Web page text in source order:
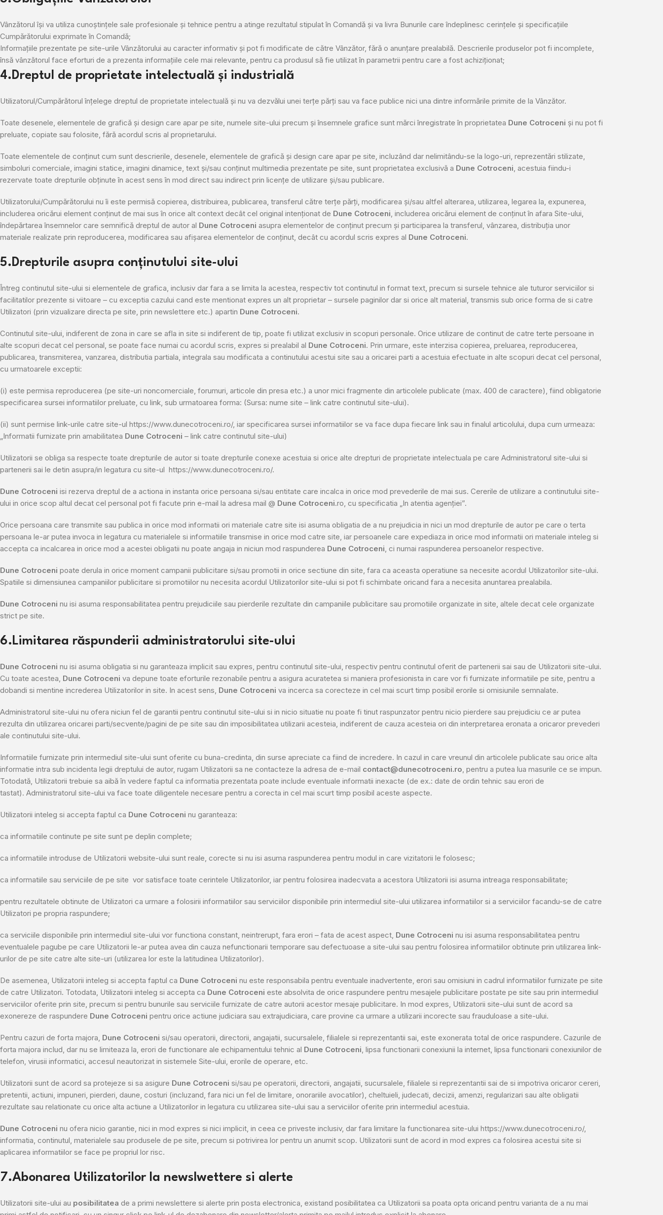
Vânzătorul își va utiliza cunoștințele sale profesionale și tehnice pentru a atinge rezultatul stipulat în Comandă și va livra Bunurile care îndeplinesc cerințele și specificațiile
Cumpărătorului exprimate în Comandă;
Informațiile prezentate pe site-urile Vânzătorului au caracter informativ și pot fi modificate de către Vânzător, fără o anunțare prealabilă. Descrierile produselor pot fi incomplete,
însă vânzătorul face eforturi de a prezenta informațiile cele mai relevante, pentru ca produsul să fie utilizat în parametrii pentru care a fost achiziționat;
4.Dreptul de proprietate intelectuală și industrială
Utilizatorul/Cumpărătorul înțelege dreptul de proprietate intelectuală și nu va dezvălui unei terțe părți sau va face publice nici una dintre informările primite de la Vânzător.
Toate desenele, elementele de grafică și design care apar pe site, numele site-ului precum și însemnele grafice sunt mărci înregistrate în proprietatea Dune Cotroceni și nu pot fi
preluate, copiate sau folosite, fără acordul scris al proprietarului.
Toate elementele de conținut cum sunt descrierile, desenele, elementele de grafică și design care apar pe site, incluzând dar nelimitându-se la logo-uri, reprezentări stilizate,
simboluri comerciale, imagini statice, imagini dinamice, text și/sau conținut multimedia prezentate pe site, sunt proprietatea exclusivă a Dune Cotroceni, acestuia fiindu-i
rezervate toate drepturile obținute în acest sens în mod direct sau indirect prin licențe de utilizare și/sau publicare.
Utilizatorului/Cumpărătorului nu îi este permisă copierea, distribuirea, publicarea, transferul către terțe părți, modificarea și/sau altfel alterarea, utilizarea, legarea la, expunerea,
includerea oricărui element conținut de mai sus în orice alt context decât cel original intenționat de Dune Cotroceni, includerea oricărui element de conținut în afara Site-ului,
îndepărtarea însemnelor care semnifică dreptul de autor al Dune Cotroceni asupra elementelor de conținut precum și participarea la transferul, vânzarea, distribuția unor
materiale realizate prin reproducerea, modificarea sau afișarea elementelor de conținut, decât cu acordul scris expres al Dune Cotroceni.
5.Drepturile asupra conținutului site-ului
Întreg continutul site-ului si elementele de grafica, inclusiv dar fara a se limita la acestea, respectiv tot continutul in format text, precum si sursele tehnice ale tuturor serviciilor si
facilitatilor prezente si viitoare – cu exceptia cazului cand este mentionat expres un alt proprietar – sursele paginilor dar si orice alt material, transmis sub orice forma de si catre
Utilizatori (prin vizualizare directa pe site, prin newslettere etc.) apartin Dune Cotroceni.
Continutul site-ului, indiferent de zona in care se afla in site si indiferent de tip, poate fi utilizat exclusiv in scopuri personale. Orice utilizare de continut de catre terte persoane in
alte scopuri decat cel personal, se poate face numai cu acordul scris, expres si prealabil al Dune Cotroceni. Prin urmare, este interzisa copierea, preluarea, reproducerea,
publicarea, transmiterea, vanzarea, distributia partiala, integrala sau modificata a continutului acestui site sau a oricarei parti a acestuia efectuate in alte scopuri decat cel personal,
cu urmatoarele exceptii:
(i) este permisa reproducerea (pe site-uri noncomerciale, forumuri, articole din presa etc.) a unor mici fragmente din articolele publicate (max. 400 de caractere), fiind obligatorie
specificarea sursei informatiilor preluate, cu link, sub urmatoarea forma: (Sursa: nume site – link catre continutul site-ului).
(ii) sunt permise link-urile catre site-ul https://www.dunecotroceni.ro/, iar specificarea sursei informatiilor se va face dupa fiecare link sau in finalul articolului, dupa cum urmeaza:
„Informatii furnizate prin amabilitatea Dune Cotroceni – link catre continutul site-ului)
Utilizatorii se obliga sa respecte toate drepturile de autor si toate drepturile conexe acestuia si orice alte drepturi de proprietate intelectuala pe care Administratorul site-ului si
partenerii sai le detin asupra/in legatura cu site-ul https://www.dunecotroceni.ro/.
Dune Cotroceni isi rezerva dreptul de a actiona in instanta orice persoana si/sau entitate care incalca in orice mod prevederile de mai sus. Cererile de utilizare a continutului site-
ului in orice scop altul decat cel personal pot fi facute prin e-mail la adresa mail @ Dune Cotroceni.ro, cu specificatia „In atentia agenției”.
Orice persoana care transmite sau publica in orice mod informatii ori materiale catre site isi asuma obligatia de a nu prejudicia in nici un mod drepturile de autor pe care o terta
persoana le-ar putea invoca in legatura cu materialele si informatiile transmise in orice mod catre site, iar persoanele care expediaza in orice mod informatii ori materiale inteleg si
accepta ca incalcarea in orice mod a acestei obligatii nu poate angaja in niciun mod raspunderea Dune Cotroceni, ci numai raspunderea persoanelor respective.
Dune Cotroceni poate derula in orice moment campanii publicitare si/sau promotii in orice sectiune din site, fara ca aceasta operatiune sa necesite acordul Utilizatorilor site-ului.
Spatiile si dimensiunea campaniilor publicitare si promotiilor nu necesita acordul Utilizatorilor site-ului si pot fi schimbate oricand fara a necesita anuntarea prealabila.
Dune Cotroceni nu isi asuma responsabilitatea pentru prejudiciile sau pierderile rezultate din campaniile publicitare sau promotiile organizate in site, altele decat cele organizate
strict pe site.
6.Limitarea răspunderii administratorului site-ului
Dune Cotroceni nu isi asuma obligatia si nu garanteaza implicit sau expres, pentru continutul site-ului, respectiv pentru continutul oferit de partenerii sai sau de Utilizatorii site-ului.
Cu toate acestea, Dune Cotroceni va depune toate eforturile rezonabile pentru a asigura acuratetea si maniera profesionista in care vor fi furnizate informatiile pe site, pentru a
dobandi si mentine increderea Utilizatorilor in site. In acest sens, Dune Cotroceni va incerca sa corecteze in cel mai scurt timp posibil erorile si omisiunile semnalate.
Administratorul site-ului nu ofera niciun fel de garantii pentru continutul site-ului si in nicio situatie nu poate fi tinut raspunzator pentru nicio pierdere sau prejudiciu ce ar putea
rezulta din utilizarea oricarei parti/secvente/pagini de pe site sau din imposibilitatea utilizarii acesteia, indiferent de cauza acesteia ori din interpretarea eronata a oricaror prevederi
ale continutului site-ului.
Informatiile furnizate prin intermediul site-ului sunt oferite cu buna-credinta, din surse apreciate ca fiind de incredere. In cazul in care vreunul din articolele publicate sau orice alta
informatie intra sub incidenta legii dreptului de autor, rugam Utilizatorii sa ne contacteze la adresa de e-mail contact@dunecotroceni.ro, pentru a putea lua masurile ce se impun.
Totodată, Utilizatorii trebuie sa aibă în vedere faptul ca informatia prezentata poate include eventuale informatii inexacte (de ex.: date de ordin tehnic sau erori de
tastat). Administratorul site-ului va face toate diligentele necesare pentru a corecta in cel mai scurt timp posibil aceste aspecte.
Utilizatorii inteleg si accepta faptul ca Dune Cotroceni nu garanteaza:
ca informatiile continute pe site sunt pe deplin complete;
ca informatiile introduse de Utilizatorii website-ului sunt reale, corecte si nu isi asuma raspunderea pentru modul in care vizitatorii le folosesc;
ca informatiile sau serviciile de pe site vor satisface toate cerintele Utilizatorilor, iar pentru folosirea inadecvata a acestora Utilizatorii isi asuma intreaga responsabilitate;
pentru rezultatele obtinute de Utilizatori ca urmare a folosirii informatiilor sau serviciilor disponibile prin intermediul site-ului utilizarea informatiilor si a serviciilor facandu-se de catre
Utilizatori pe propria raspundere;
ca serviciile disponibile prin intermediul site-ului vor functiona constant, neintrerupt, fara erori – fata de acest aspect, Dune Cotroceni nu isi asuma responsabilitatea pentru
eventualele pagube pe care Utilizatorii le-ar putea avea din cauza nefunctionarii temporare sau defectuoase a site-ului sau pentru folosirea informatiilor obtinute prin utilizarea link-
urilor de pe site catre alte site-uri (utilizarea lor este la latitudinea Utilizatorilor).
De asemenea, Utilizatorii inteleg si accepta faptul ca Dune Cotroceni nu este responsabila pentru eventuale inadvertente, erori sau omisiuni in cadrul informatiilor furnizate pe site
de catre Utilizatori. Totodata, Utilizatorii inteleg si accepta ca Dune Cotroceni este absolvita de orice raspundere pentru mesajele publicitare postate pe site sau prin intermediul
serviciilor oferite prin site, precum si pentru bunurile sau serviciile furnizate de catre autorii acestor mesaje publicitare. In mod expres, Utilizatorii site-ului sunt de acord sa
exonereze de raspundere Dune Cotroceni pentru orice actiune judiciara sau extrajudiciara, care provine ca urmare a utilizarii incorecte sau frauduloase a site-ului.
Pentru cazuri de forta majora, Dune Cotroceni si/sau operatorii, directorii, angajatii, sucursalele, filialele si reprezentantii sai, este exonerata total de orice raspundere. Cazurile de
forta majora includ, dar nu se limiteaza la, erori de functionare ale echipamentului tehnic al Dune Cotroceni, lipsa functionarii conexiunii la internet, lipsa functionarii conexiunilor de
telefon, virusii informatici, accesul neautorizat in sistemele Site-ului, erorile de operare, etc.
Utilizatorii sunt de acord sa protejeze si sa asigure Dune Cotroceni si/sau pe operatorii, directorii, angajatii, sucursalele, filialele si reprezentantii sai de si impotriva oricaror cereri,
pretentii, actiuni, impuneri, pierderi, daune, costuri (incluzand, fara nici un fel de limitare, onorariile avocatilor), cheltuieli, judecati, decizii, amenzi, regularizari sau alte obligatii
rezultate sau relationate cu orice alta actiune a Utilizatorilor in legatura cu utilizarea site-ului sau a serviciilor oferite prin intermediul acestuia.
Dune Cotroceni nu ofera nicio garantie, nici in mod expres si nici implicit, in ceea ce priveste inclusiv, dar fara limitare la functionarea site-ului https://www.dunecotroceni.ro/,
informatia, continutul, materialele sau produsele de pe site, precum si potrivirea lor pentru un anumit scop. Utilizatorii sunt de acord in mod expres ca folosirea acestui site si
aplicarea informatiilor se face pe propriul lor risc.
7.Abonarea Utilizatorilor la newslwettere si alerte
Utilizatorii site-ului au posibilitatea de a primi newslettere si alerte prin posta electronica, existand posibilitatea ca Utilizatorii sa poata opta oricand pentru varianta de a nu mai